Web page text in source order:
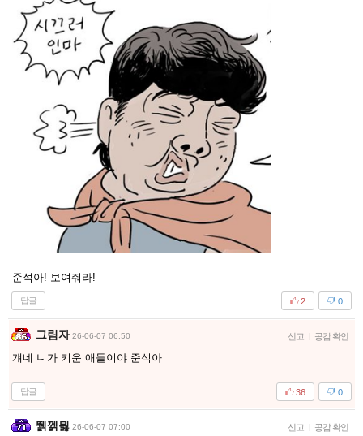
준석아! 보여줘라!
답글 0
2
그림자 26-06-07 06:50 신고 공감 확인
걔네 니가 키운 애들이야 준석아
답글 0
36
뛝껡믫 26-06-07 07:00 신고 공감 확인